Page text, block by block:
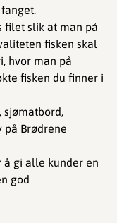
filet slik at man på
fisken skal
hvor man på
fisken du finner i
sjømatbord,
på Brødrene
å gi alle kunder en
god